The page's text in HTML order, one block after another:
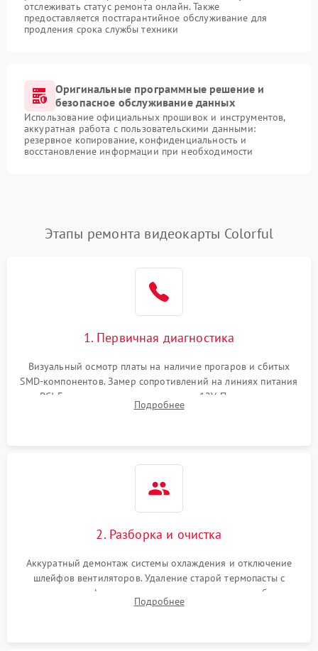
отслеживать статус ремонта онлайн. Также
предоставляется постгарантийное обслуживание для
продления срока службы техники
Оригинальные программные решение и
безопасное обслуживание данных
Использование официальных прошивок и инструментов,
аккуратная работа с пользовательскими данными:
резервное копирование, конфиденциальность и
восстановление информации при необходимости
Этапы ремонта видеокарты Colorful
1. Первичная диагностика
Визуальный осмотр платы на наличие прогаров и сбитых
SMD-компонентов. Замер сопротивлений на линиях питания
PCI-E и дополнительных разъемах 12V. Проверка на
короткое замыкание основных дросселей питания GPU и
Подробнее
2. Разборка и очистка
Аккуратный демонтаж системы охлаждения и отключение
шлейфов вентиляторов. Удаление старой термопасты с
кристалла графического чипа и термопрокладок с банок
памяти и зоны VRM. Очистка платы от пыли и окислов.
Подробнее